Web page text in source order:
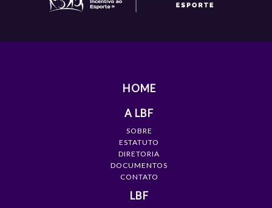
HOME
A LBF
SOBRE
ESTATUTO
DIRETORIA
DOCUMENTOS
CONTATO
LBF